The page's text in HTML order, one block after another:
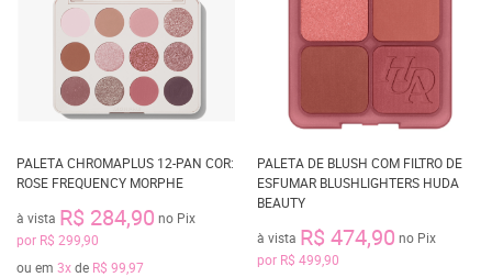
PALETA CHROMAPLUS 12-PAN COR:
ROSE FREQUENCY MORPHE
à vista R$ 284,90 no Pix
por R$ 299,90
ou em 3xde R$ 99,97
PALETA DE BLUSH COM FILTRO DE
ESFUMAR BLUSHLIGHTERS HUDA
BEAUTY
à vista R$ 474,90 no Pix
por R$ 499,90